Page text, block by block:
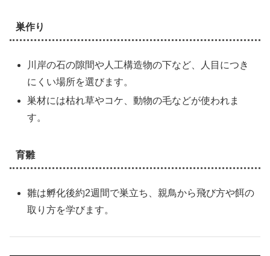
巣作り
川岸の石の隙間や人工構造物の下など、人目につき
にくい場所を選びます。
巣材には枯れ草やコケ、動物の毛などが使われま
す。
育雛
雛は孵化後約2週間で巣立ち、親鳥から飛び方や餌の
取り方を学びます。